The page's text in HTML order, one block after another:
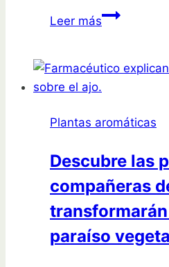
Leer másDescubre
para
que
plantas
jazmín
sean
más
felices
Plantas aromáticas
Descubre las
compañeras
paraíso